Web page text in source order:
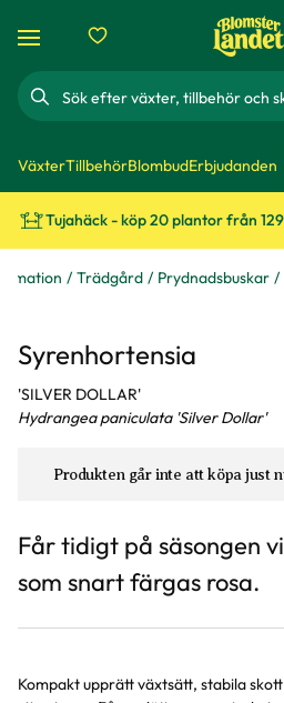
Sök
VäxterTillbehörBlombudErbjudanden
Tujahäck - köp 20 plantor från
Trädgård Prydnadsbuskar
Syrenhortensia
'SILVER DOLLAR'
Hydrangea paniculata 'Silver Dollar'
Produkten går inte att köpa just
Får tidigt på säsongen
som snart färgas rosa.
Kompakt upprätt växtsätt, stabila